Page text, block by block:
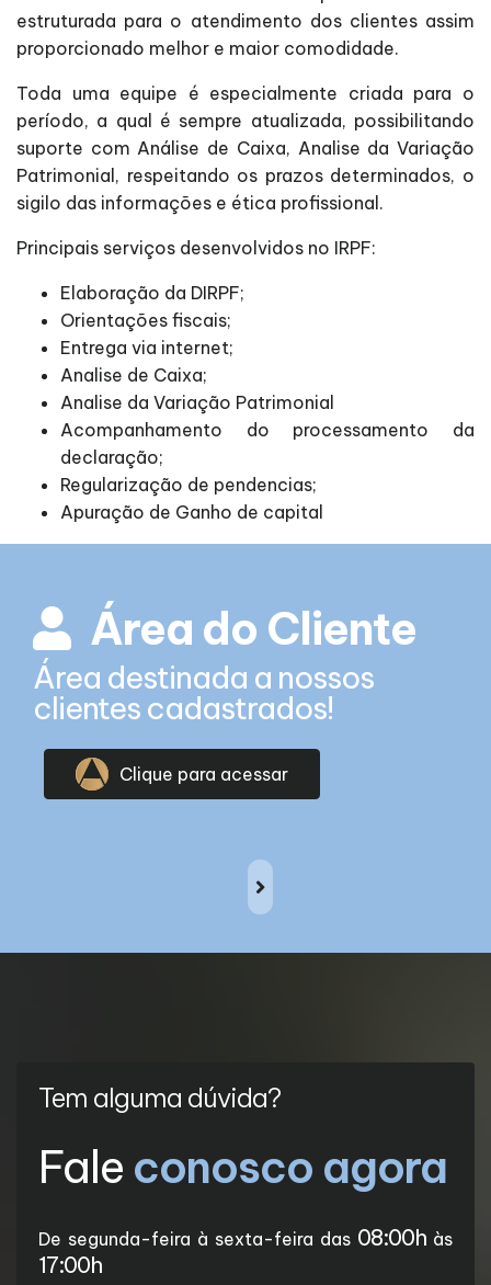
estruturada para o atendimento dos clientes assim
proporcionado melhor e maior comodidade.
Toda uma equipe é especialmente criada para o
período, a qual é sempre atualizada, possibilitando
suporte com Análise de Caixa, Analise da Variação
Patrimonial, respeitando os prazos determinados, o
sigilo das informações e ética profissional.
Principais serviços desenvolvidos no IRPF:
Elaboração da DIRPF;
Orientações fiscais;
Entrega via internet;
Analise de Caixa;
Analise da Variação Patrimonial
Acompanhamento do processamento da
declaração;
Regularização de pendencias;
Apuração de Ganho de capital
Área do Cliente
Área destinada a nossos
clientes cadastrados!
Clique para acessar
Tem alguma dúvida?
Fale conosco agora
De segunda-feira à sexta-feira das 08:00h às
17:00h